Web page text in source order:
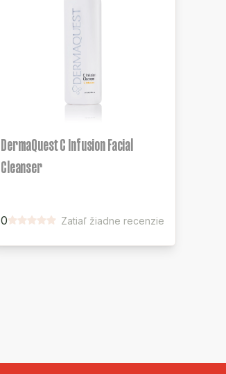
DermaQuest C Infusion Facial
Cleanser
0 Zatiaľ žiadne recenzie